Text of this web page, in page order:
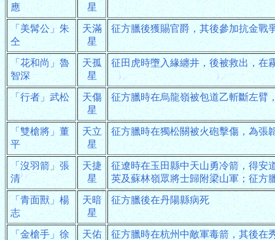
應
星
「美髯公」朱
仝
天滿
星
征方臘後獲賜官爵，其後參加抗金戰
「花和尚」魯
智深
天孤
星
征田虎時墮入緣纏井，後被救出，在
「行者」武松
天傷
星
征方臘時在烏龍嶺被包道乙斬斷左臂
「雙槍將」董
平
天立
星
征方臘時在獨松關被火砲擊傷，為張
「沒羽箭」張
清
天捷
星
征遼時在玉田縣中天山勇冷箭，得安
英及蘇林嶺眾將士歸附梁山軍；征方
「青面獸」楊
志
天暗
星
征方臘後在丹陽縣病死
「金槍手」徐
天佑
征方臘時在杭州中敵軍毒箭，其後在